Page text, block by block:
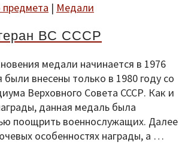
предмета | Медали
ВС СССР
медали начинается в 1976
были внесены только в 1980 году со
Верховного Совета СССР. Как и
данная медаль была
поощрить военнослужащих. Далее
особенностях награды, а …